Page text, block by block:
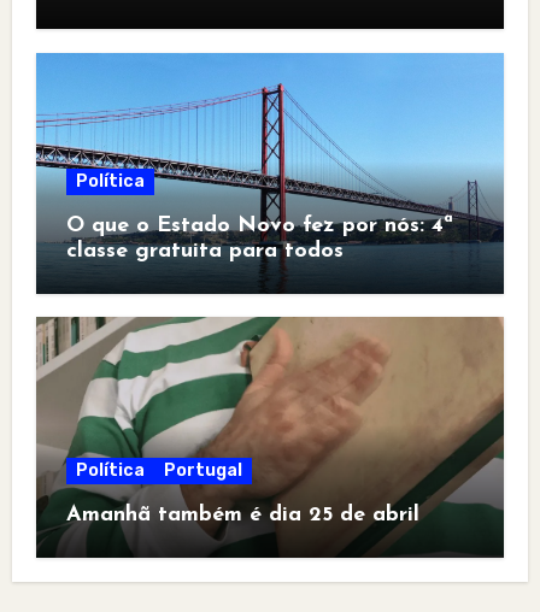
Política
O que o Estado Novo fez por nós: 4ª
classe gratuita para todos
Política Portugal
Amanhã também é dia 25 de abril